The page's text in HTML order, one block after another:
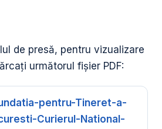
de presă, pentru vizualizare
următorul fișier PDF:
pentru-Tineret-a-
Curierul-National-